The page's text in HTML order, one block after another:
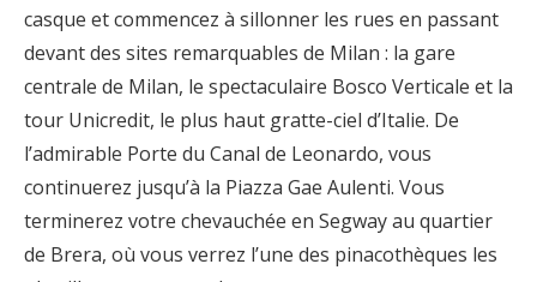
casque et commencez à sillonner les rues en passant
devant des sites remarquables de Milan : la gare
centrale de Milan, le spectaculaire Bosco Verticale et la
tour Unicredit, le plus haut gratte-ciel d’Italie. De
l’admirable Porte du Canal de Leonardo, vous
continuerez jusqu’à la Piazza Gae Aulenti. Vous
terminerez votre chevauchée en Segway au quartier
de Brera, où vous verrez l’une des pinacothèques les